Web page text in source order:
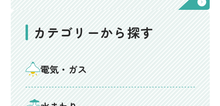
カテゴリーから探す
電気・ガス